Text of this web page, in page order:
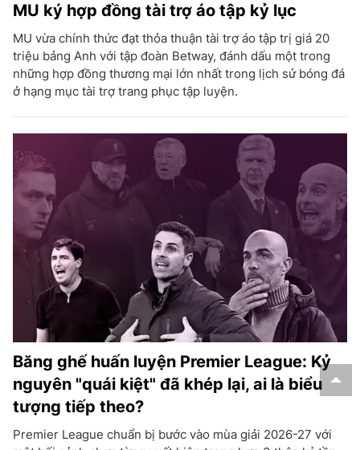
MU ký hợp đồng tài trợ áo tập kỷ lục
MU vừa chính thức đạt thỏa thuận tài trợ áo tập trị giá 20
triệu bảng Anh với tập đoàn Betway, đánh dấu một trong
những hợp đồng thương mại lớn nhất trong lịch sử bóng đá
ở hạng mục tài trợ trang phục tập luyện.
Băng ghế huấn luyện Premier League: Kỷ
nguyên "quái kiệt" đã khép lại, ai là biểu
tượng tiếp theo?
Premier League chuẩn bị bước vào mùa giải 2026-27 với